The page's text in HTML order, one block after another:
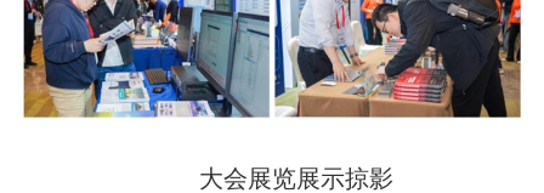
大会展览展示掠影